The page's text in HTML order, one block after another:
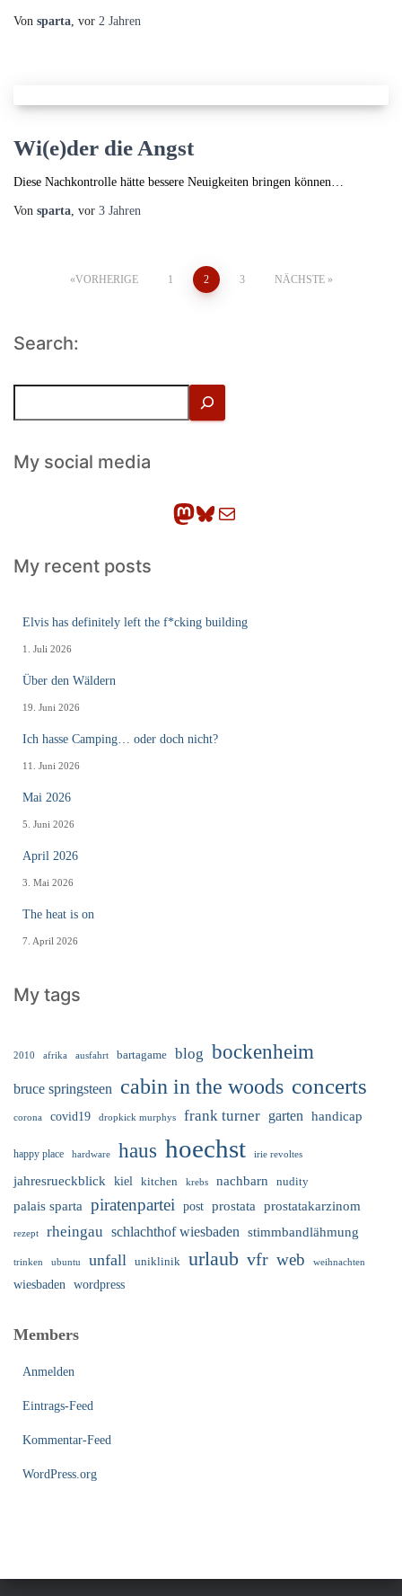
Von sparta, vor 2 Jahren
Wi(e)der die Angst
Diese Nachkontrolle hätte bessere Neuigkeiten bringen können…
Von sparta, vor 3 Jahren
Seitennummerierung
VORHERIGE 1 2 3 NÄCHSTE
Search:
h
eMy social media
Mastodon Bluesky E-Mail
My recent posts
Elvis has definitely left the f*cking building
1. Juli 2026
Über den Wäldern
19. Juni 2026
Ich hasse Camping… oder doch nicht?
11. Juni 2026
Mai 2026
5. Juni 2026
April 2026
3. Mai 2026
The heat is on
7. April 2026
My tags
2010 afrika ausfahrt bartagame blog bockenheim
bruce springsteen cabin in the woods concerts
corona covid19 dropkick murphys frank turner garten handicap
happy place hardware haus hoechst irie revoltes
jahresrueckblick kiel kitchen krebs nachbarn nudity
palais sparta piratenpartei post prostata prostatakarzinom
rezept rheingau schlachthof wiesbaden stimmbandlähmung
trinken ubuntu unfall uniklinik urlaub vfr web weihnachten
wiesbaden wordpress
Members
Anmelden
Eintrags-Feed
Kommentar-Feed
WordPress.org